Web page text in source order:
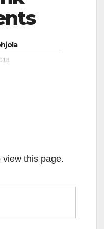
view this page.